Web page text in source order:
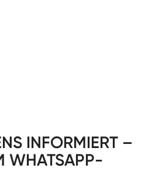
INFORMIERT –
WHATSAPP-